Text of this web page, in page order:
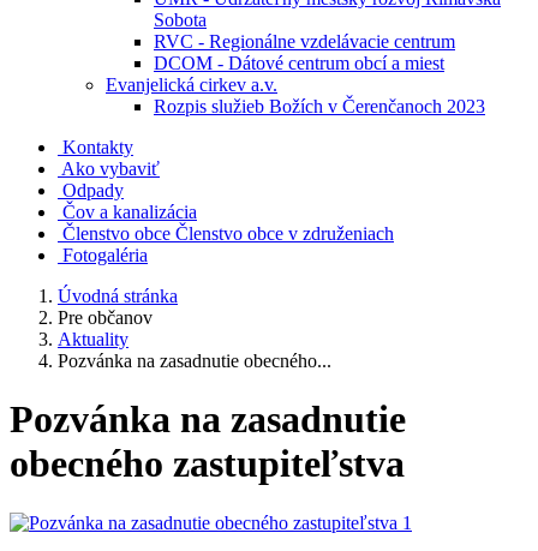
Sobota
RVC - Regionálne vzdelávacie centrum
DCOM - Dátové centrum obcí a miest
Evanjelická cirkev a.v.
Rozpis služieb Božích v Čerenčanoch 2023
Kontakty
Ako vybaviť
Odpady
Čov a kanalizácia
Členstvo obce Členstvo obce v združeniach
Fotogaléria
Úvodná stránka
Pre občanov
Aktuality
Pozvánka na zasadnutie obecného...
Pozvánka na zasadnutie
obecného zastupiteľstva